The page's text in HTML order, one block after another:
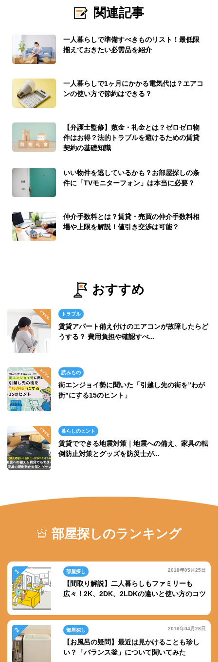
関連記事
一人暮らしで準備すべきものリスト！最低限
揃えておきたい必需品を紹介
一人暮らしで1ヶ月にかかる電気代は？エアコ
ンの使い方で節約はできる？
【弁護士監修】敷金・礼金とは？ゼロゼロ物
件はお得？法的トラブルを避けるための賃貸
契約の基礎知識
いい物件を逃しているかも？お部屋探しの条
件に「TVモニターフォン」は本当に必要？
仲介手数料とは？賃貸・売買の仲介手数料相
場や上限を解説！値引き交渉は可能？
おすすめ
トラブル
賃貸アパート備え付けのエアコンが故障したらど
うする？ 費用負担や確認すべ...
読みもの
街エンジョイ勢に聞いた「引越し先の街を”わが
街”にする15のヒント」
暮らしのヒント
賃貸でできる地震対策｜地震への備え、家具の転
倒防止対策とグッズを防災士が...
部屋探しのランキング
部屋探し 2018年05月25日
【間取り解説】二人暮らしもファミリーも
広々！2K、2DK、2LDKの違いと使い方のコツ
部屋探し 2016年04月28日
【お風呂の疑問】最近は見かけることも珍し
い？「バランス釜」について聞いてみた